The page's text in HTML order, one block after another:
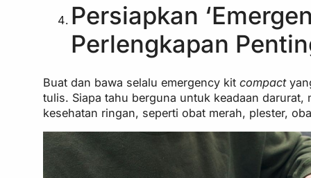
Persiapkan
Perlengkapan
Buat dan bawa selalu emergency kitcompact
tulis. Siapa tahu berguna untuk keadaan
kesehatan ringan, seperti obat merah, plester,